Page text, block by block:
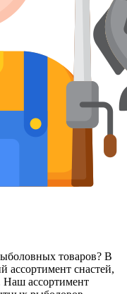
товаров? В
ассортимент снастей,
Наш ассортимент